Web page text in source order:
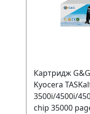
Картридж
Kyocera
3500i/4500i/
chip 35000